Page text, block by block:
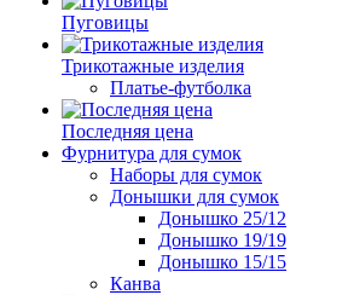
Пуговицы
Трикотажные изделия
Платье-футболка
Последняя цена
Фурнитура для сумок
Наборы для сумок
Донышки для сумок
Донышко 25/12
Донышко 19/19
Донышко 15/15
Канва